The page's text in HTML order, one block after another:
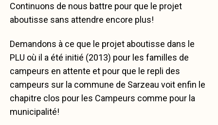
Continuons de nous battre pour que le projet
aboutisse sans attendre encore plus!
Demandons à ce que le projet aboutisse dans le
PLU où il a été initié (2013) pour les familles de
campeurs en attente et pour que le repli des
campeurs sur la commune de Sarzeau voit enfin le
chapitre clos pour les Campeurs comme pour la
municipalité!